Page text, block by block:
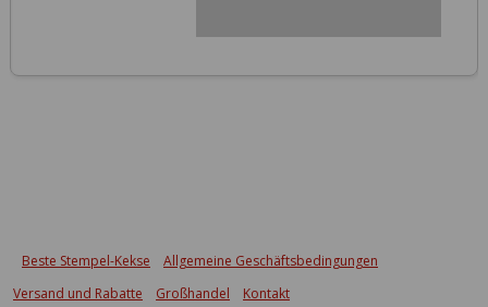
Beste Stempel-Kekse
Allgemeine Geschäftsbedingungen
Versand und Rabatte
Großhandel Kontakt